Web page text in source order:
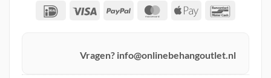
IDeal Visa PayPal MasterCard
Apple
Vragen? info@onlinebehangoutlet.nl